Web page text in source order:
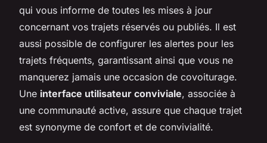
qui vous informe de toutes les mises à jour
concernant vos trajets réservés ou publiés. Il est
aussi possible de configurer les alertes pour les
trajets fréquents, garantissant ainsi que vous ne
manquerez jamais une occasion de covoiturage.
Une interface utilisateur conviviale, associée à
une communauté active, assure que chaque trajet
est synonyme de confort et de convivialité.